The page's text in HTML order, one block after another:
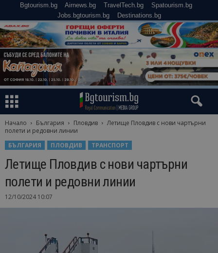
Bgtourism.bg Airnews.bg TravelTech.bg
Spatourism.bg
Jobs.bgtourism.bg
Destinations.bg
Начало България Пловдив
Летище Пловдив с нови чартърни
полети и редовни линии
БЪЛГАРИЯ
ПЛОВДИВ ТРАНСПОРТ
Летище Пловдив с нови чартърни
полети и редовни линии
12/10/2024 10:07